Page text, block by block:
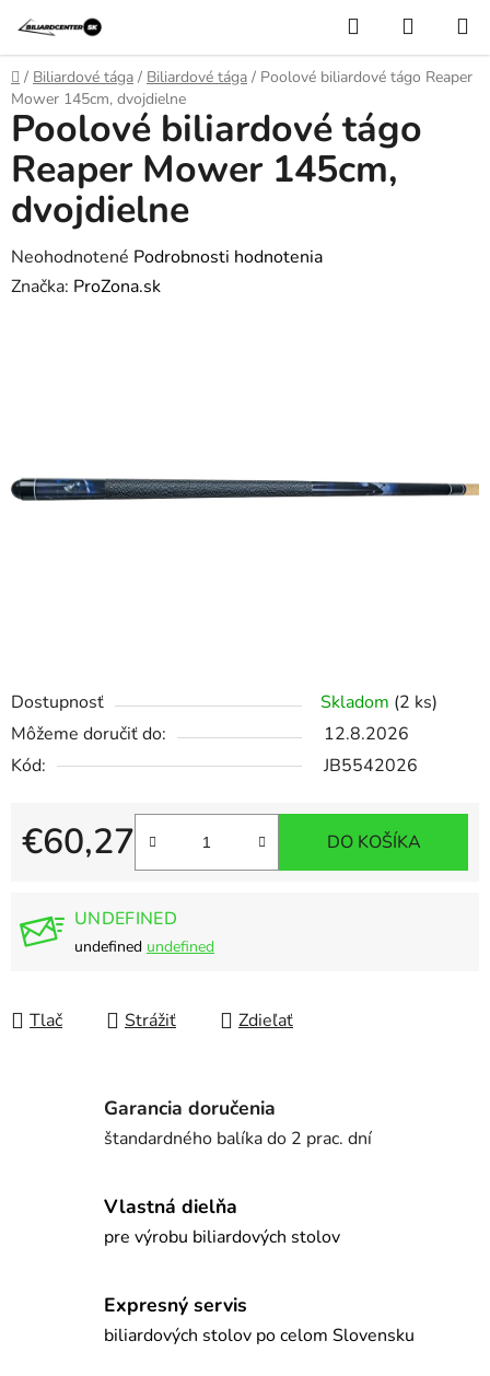
obsah
Hľadať
KOŠÍK
Domov
/ Biliardové tága / Biliardové tága / Poolové biliardové tágo Reaper
Mower 145cm, dvojdielne
Dostupnosť Skladom (2 ks)
Môžeme doručiť do:
12.8.2026
Kód:
JB5542026
€60,27
Jednotková cena:
DO KOŠÍKA
UNDEFINED
undefined undefined
Tlač Strážiť Zdieľať
Poolové biliardové tágo
Reaper Mower 145cm,
dvojdielne
Priemerné
hodnotenie
Neohodnotené Podrobnosti hodnotenia
Značka: ProZona.sk
Garancia doručenia
štandardného balíka do 2 prac. dní
Vlastná dielňa
pre výrobu biliardových stolov
Expresný servis
biliardových stolov po celom Slovensku